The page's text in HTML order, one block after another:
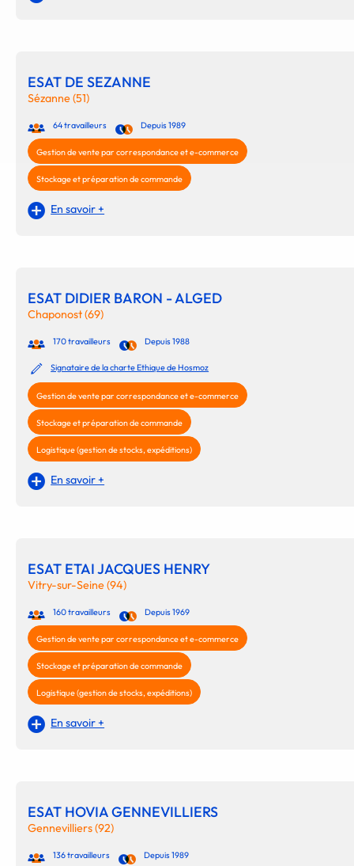
ESAT DE SEZANNE
Sézanne (51)
64 travailleurs Depuis 1989
Gestion de vente par correspondance et e-commerce
Stockage et préparation de commande
En savoir +
ESAT DIDIER BARON - ALGED
Chaponost (69)
170 travailleurs Depuis 1988
Signataire de la charte Ethique de Hosmoz
Gestion de vente par correspondance et e-commerce
Stockage et préparation de commande
Logistique (gestion de stocks, expéditions)
En savoir +
ESAT ETAI JACQUES HENRY
Vitry-sur-Seine (94)
160 travailleurs Depuis 1969
Gestion de vente par correspondance et e-commerce
Stockage et préparation de commande
Logistique (gestion de stocks, expéditions)
En savoir +
ESAT HOVIA GENNEVILLIERS
Gennevilliers (92)
136 travailleurs Depuis 1989